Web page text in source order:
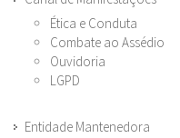
Ética e Conduta
Combate ao Assédio
Ouvidoria
LGPD
Entidade Mantenedora